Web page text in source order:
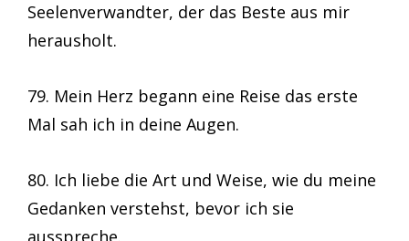
Seelenverwandter, der das Beste aus mir
herausholt.
79. Mein Herz begann eine Reise das erste
Mal sah ich in deine Augen.
80. Ich liebe die Art und Weise, wie du meine
Gedanken verstehst, bevor ich sie